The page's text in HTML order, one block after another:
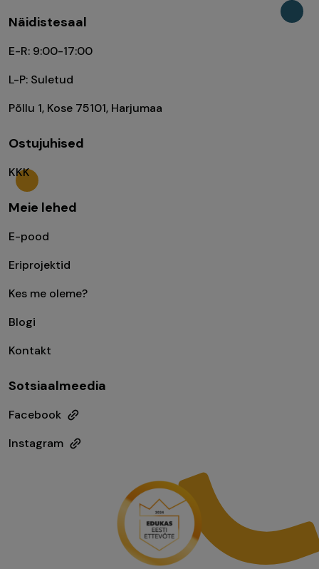
Näidistesaal
E-R: 9:00-17:00
L-P: Suletud
Põllu 1, Kose 75101, Harjumaa
Ostujuhised
KKK
Meie lehed
E-pood
Eriprojektid
Kes me oleme?
Blogi
Kontakt
Sotsiaalmeedia
Facebook
Instagram